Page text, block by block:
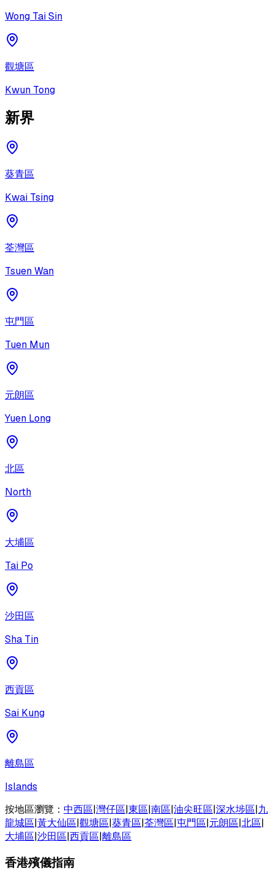
Wong Tai Sin
觀塘區
Kwun Tong
新界
葵青區
Kwai Tsing
荃灣區
Tsuen Wan
屯門區
Tuen Mun
元朗區
Yuen Long
北區
North
大埔區
Tai Po
沙田區
Sha Tin
西貢區
Sai Kung
離島區
Islands
按地區瀏覽： 中西區|灣仔區|東區|南區|油尖旺區|深水埗區|九
龍城區|黃大仙區|觀塘區|葵青區|荃灣區|屯門區|元朗區|北區|
大埔區|沙田區|西貢區|離島區
香港殯儀指南